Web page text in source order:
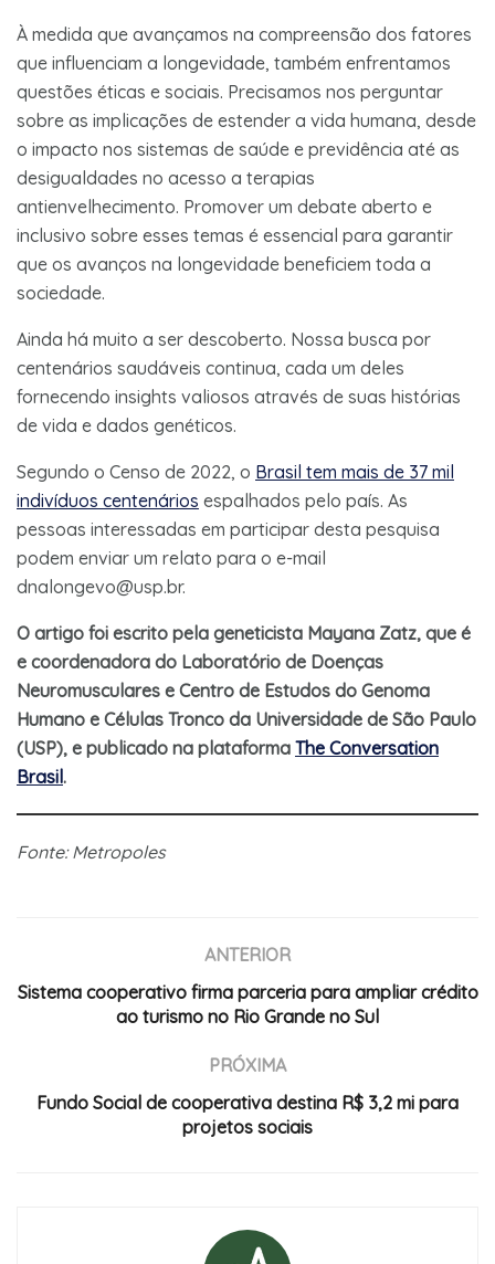
À medida que avançamos na compreensão dos fatores
que influenciam a longevidade, também enfrentamos
questões éticas e sociais. Precisamos nos perguntar
sobre as implicações de estender a vida humana, desde
o impacto nos sistemas de saúde e previdência até as
desigualdades no acesso a terapias
antienvelhecimento. Promover um debate aberto e
inclusivo sobre esses temas é essencial para garantir
que os avanços na longevidade beneficiem toda a
sociedade.
Ainda há muito a ser descoberto. Nossa busca por
centenários saudáveis continua, cada um deles
fornecendo insights valiosos através de suas histórias
de vida e dados genéticos.
Segundo o Censo de 2022, o Brasil tem mais de 37 mil
indivíduos centenários espalhados pelo país. As
pessoas interessadas em participar desta pesquisa
podem enviar um relato para o e-mail
dnalongevo@usp.br.
O artigo foi escrito pela geneticista Mayana Zatz, que é
e coordenadora do Laboratório de Doenças
Neuromusculares e Centro de Estudos do Genoma
Humano e Células Tronco da Universidade de São Paulo
(USP), e publicado na plataforma The Conversation
Brasil.
Fonte: Metropoles
ANTERIOR
Sistema cooperativo firma parceria para ampliar crédito
ao turismo no Rio Grande no Sul
PRÓXIMA
Fundo Social de cooperativa destina R$ 3,2 mi para
projetos sociais